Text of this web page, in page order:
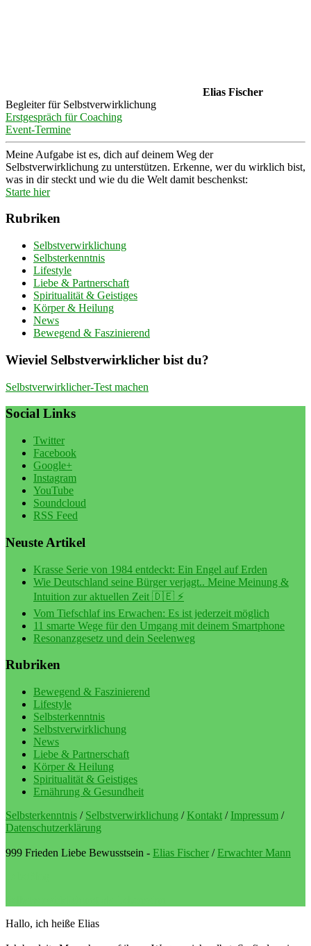
Elias Fischer
Begleiter für Selbstverwirklichung
Erstgespräch für Coaching
Event-Termine
Meine Aufgabe ist es, dich auf deinem Weg der
Selbstverwirklichung zu unterstützen. Erkenne, wer du wirklich bist,
was in dir steckt und wie du die Welt damit beschenkst:
Starte hier
Rubriken
Selbstverwirklichung
Selbsterkenntnis
Lifestyle
Liebe & Partnerschaft
Spiritualität & Geistiges
Körper & Heilung
News
Bewegend & Faszinierend
Wieviel Selbstverwirklicher bist du?
Selbstverwirklicher-Test machen
Social Links
Twitter
Facebook
Google+
Instagram
YouTube
Soundcloud
RSS Feed
Neuste Artikel
Krasse Serie von 1984 entdeckt: Ein Engel auf Erden
Wie Deutschland seine Bürger verjagt.. Meine Meinung &
Intuition zur aktuellen Zeit 🇩🇪 ⚡️
Vom Tiefschlaf ins Erwachen: Es ist jederzeit möglich
11 smarte Wege für den Umgang mit deinem Smartphone
Resonanzgesetz und dein Seelenweg
Rubriken
Bewegend & Faszinierend
Lifestyle
Selbsterkenntnis
Selbstverwirklichung
News
Liebe & Partnerschaft
Körper & Heilung
Spiritualität & Geistiges
Ernährung & Gesundheit
Selbsterkenntnis / Selbstverwirklichung /Kontakt / Impressum /
Datenschutzerklärung
999 Frieden Liebe Bewusstsein - Elias Fischer /Erwachter Mann
Hallo, ich heiße Elias